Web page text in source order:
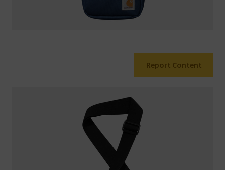
Report Content